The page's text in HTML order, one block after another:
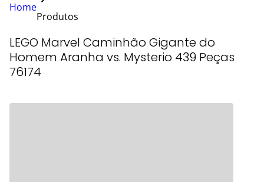
Home
Produtos
LEGO Marvel Caminhão Gigante do
Homem Aranha vs. Mysterio 439 Peças
76174